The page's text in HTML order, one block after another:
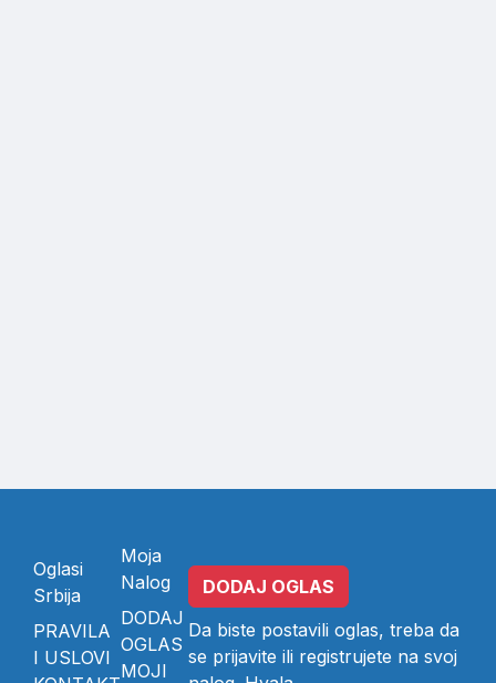
Oglasi
Srbija
PRAVILA
I USLOVI
Moja
Nalog
DODAJ
OGLAS
MOJI
DODAJ OGLAS
Da biste postavili oglas, treba da
se prijavite ili registrujete na svoj